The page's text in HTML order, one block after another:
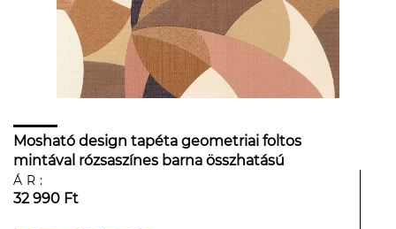
Mosható design tapéta geometriai foltos
mintával rózsaszínes barna összhatású
színekben
ÁR:
32 990 Ft